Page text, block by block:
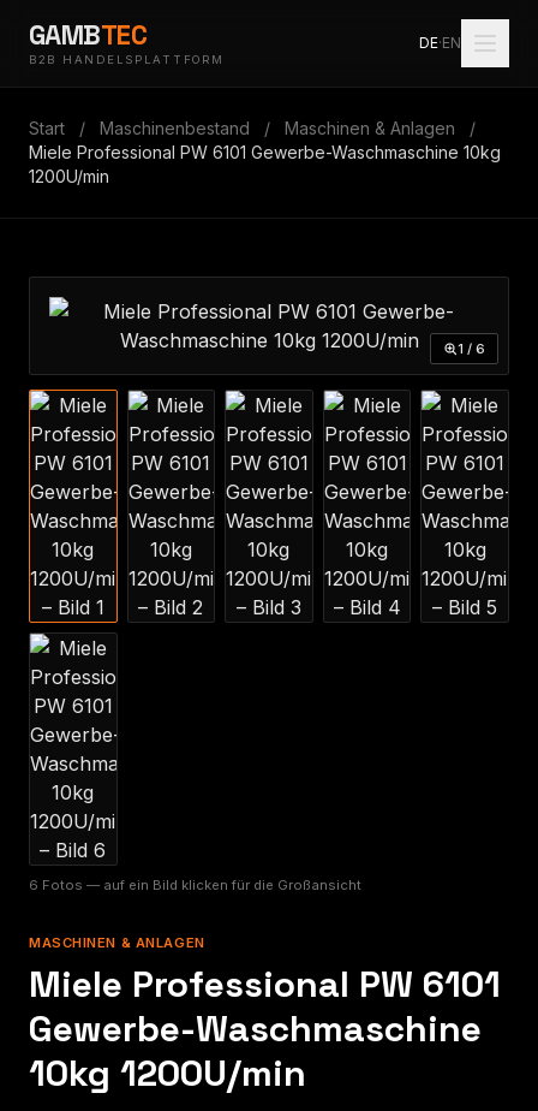
GAMBTEC
B2B HANDELSPLATTFORM
DE·EN
Start / Maschinenbestand / Maschinen & Anlagen
/
Miele Professional PW 6101 Gewerbe-Waschmaschine 10kg
1200U/min
1 / 6
6 Fotos — auf ein Bild klicken für die Großansicht
MASCHINEN & ANLAGEN
Miele Professional PW 6101
Gewerbe-Waschmaschine
10kg 1200U/min